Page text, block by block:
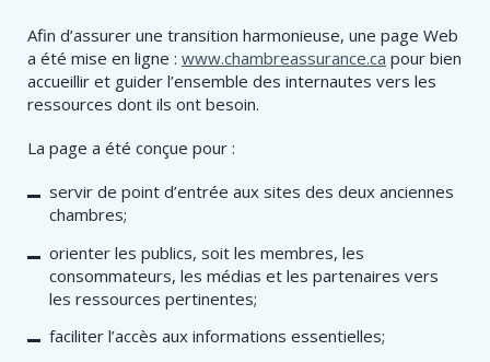
Afin d’assurer une transition harmonieuse, une page Web
a été mise en ligne : www.chambreassurance.ca pour bien
accueillir et guider l’ensemble des internautes vers les
ressources dont ils ont besoin.
La page a été conçue pour :
servir de point d’entrée aux sites des deux anciennes
chambres;
orienter les publics, soit les membres, les
consommateurs, les médias et les partenaires vers
les ressources pertinentes;
faciliter l’accès aux informations essentielles;